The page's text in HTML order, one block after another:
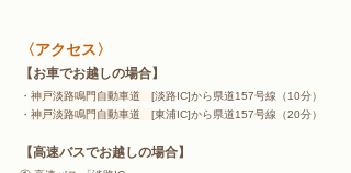
〈アクセス〉
【お車でお越しの場合】
・ 神戸淡路鳴門自動車道　[淡路IC]から県道157号線（10分）
・ 神戸淡路鳴門自動車道　[東浦IC]から県道157号線（20分）
【高速バスでお越しの場合】